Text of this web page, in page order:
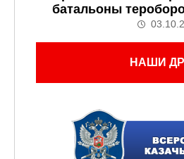
батальоны
НАШИ